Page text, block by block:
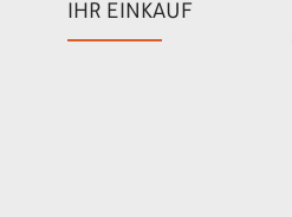
IHR EINKAUF